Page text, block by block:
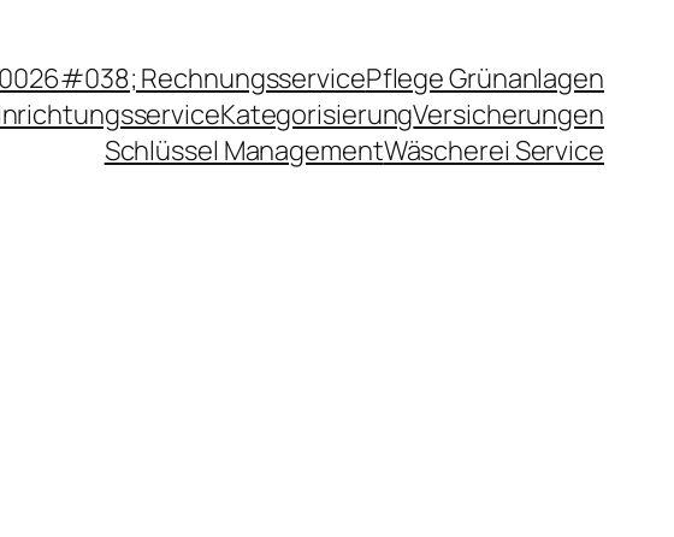
RechnungsservicePflege Grünanlagen
KategorisierungVersicherungen
Schlüssel ManagementWäscherei Service